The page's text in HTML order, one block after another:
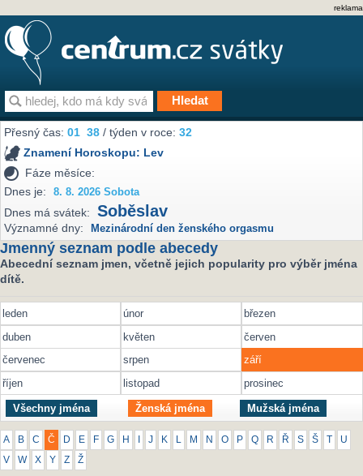
reklama
Přesný čas:01 38 / týden v roce:32
Znamení Horoskopu: Lev
Fáze měsíce:
Dnes je:
8. 8. 2026 Sobota
Dnes má svátek: Soběslav
Významné dny: Mezinárodní den ženského orgasmu
Jmenný seznam podle abecedy
Abecední seznam jmen, včetně jejich popularity pro výběr jména
dítě.
leden únor
březen
duben
květen
červen
červenec
srpen
září
říjen
listopad prosinec
Všechny jména Ženská jména Mužská jména
A B C Č D E F G H J K M N O P Q R Ř S Š U
V W X Y Z Ž